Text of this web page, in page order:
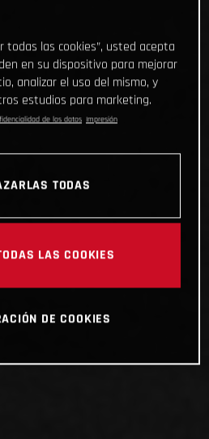
todas las cookies”, usted acepta
en su dispositivo para mejorar
analizar el uso del mismo, y
estudios para marketing.
de los datos Impresión
TODAS
LAS COOKIES
DE COOKIES